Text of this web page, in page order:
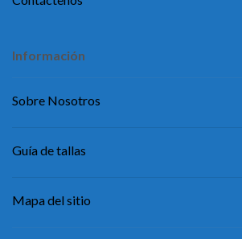
Información
Sobre Nosotros
Guía de tallas
Mapa del sitio